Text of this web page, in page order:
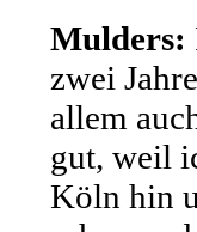
Mulders:
zwei
allem
gut, weil
Köln hin